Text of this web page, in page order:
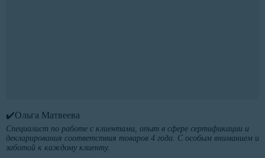
✔️Ольга Матвеева
Специалист по работе с клиентами, опыт в сфере сертификации и
декларирования соответствия товаров 4 года. С особым вниманием и
заботой к каждому клиенту.